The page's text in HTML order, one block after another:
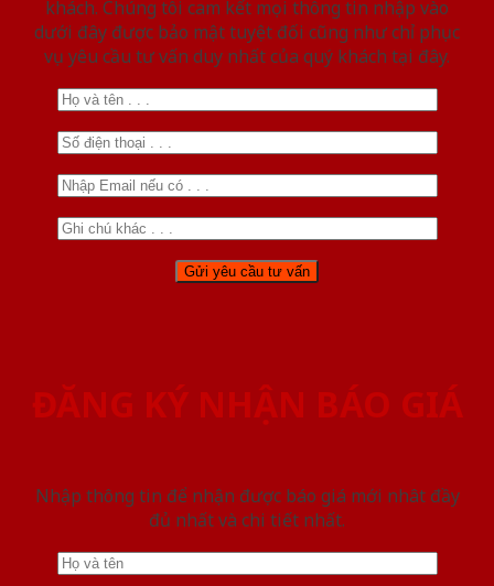
khách. Chúng tôi cam kết mọi thông tin nhập vào
dưới đây được bảo mật tuyệt đối cũng như chỉ phục
vụ yêu cầu tư vấn duy nhất của quý khách tại đây.
ĐĂNG KÝ NHẬN BÁO GIÁ
Nhập thông tin để nhận được báo giá mới nhât đầy
đủ nhất và chi tiết nhất.